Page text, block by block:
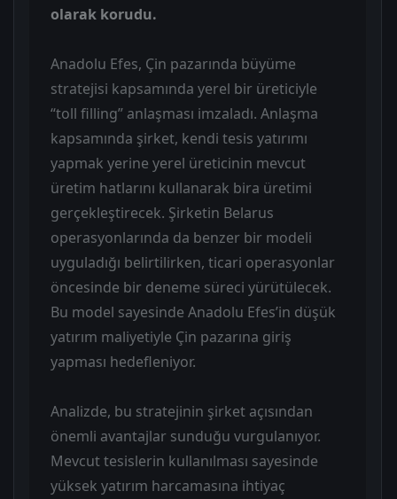
olarak korudu.
Anadolu Efes, Çin pazarında büyüme
stratejisi kapsamında yerel bir üreticiyle
“toll filling” anlaşması imzaladı. Anlaşma
kapsamında şirket, kendi tesis yatırımı
yapmak yerine yerel üreticinin mevcut
üretim hatlarını kullanarak bira üretimi
gerçekleştirecek. Şirketin Belarus
operasyonlarında da benzer bir modeli
uyguladığı belirtilirken, ticari operasyonlar
öncesinde bir deneme süreci yürütülecek.
Bu model sayesinde Anadolu Efes’in düşük
yatırım maliyetiyle Çin pazarına giriş
yapması hedefleniyor.
Analizde, bu stratejinin şirket açısından
önemli avantajlar sunduğu vurgulanıyor.
Mevcut tesislerin kullanılması sayesinde
yüksek yatırım harcamasına ihtiyaç